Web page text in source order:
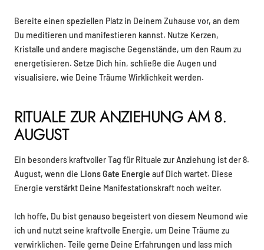
Bereite einen speziellen Platz in Deinem Zuhause vor, an dem
Du meditieren und manifestieren kannst. Nutze Kerzen,
Kristalle und andere magische Gegenstände, um den Raum zu
energetisieren. Setze Dich hin, schließe die Augen und
visualisiere, wie Deine Träume Wirklichkeit werden.
RITUALE ZUR ANZIEHUNG AM 8.
AUGUST
Ein besonders kraftvoller Tag für Rituale zur Anziehung ist der 8.
August, wenn die Lions Gate Energie auf Dich wartet. Diese
Energie verstärkt Deine Manifestationskraft noch weiter.
Ich hoffe, Du bist genauso begeistert von diesem Neumond wie
ich und nutzt seine kraftvolle Energie, um Deine Träume zu
verwirklichen. Teile gerne Deine Erfahrungen und lass mich